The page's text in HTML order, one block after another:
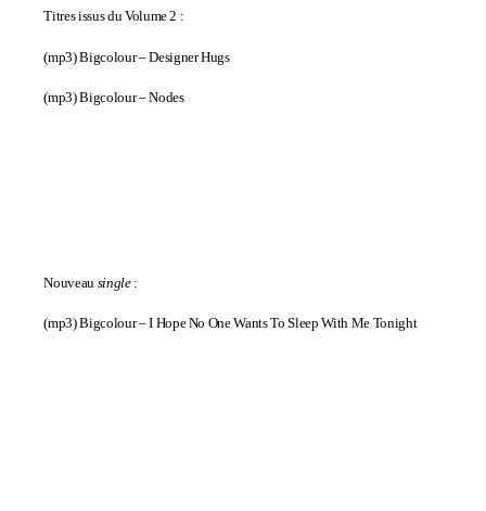
Titres issus du Volume 2 :
(mp3)Bigcolour – Designer Hugs
(mp3)Bigcolour – Nodes
Nouveau single:
(mp3)Bigcolour – I Hope No One Wants To Sleep With Me Tonight